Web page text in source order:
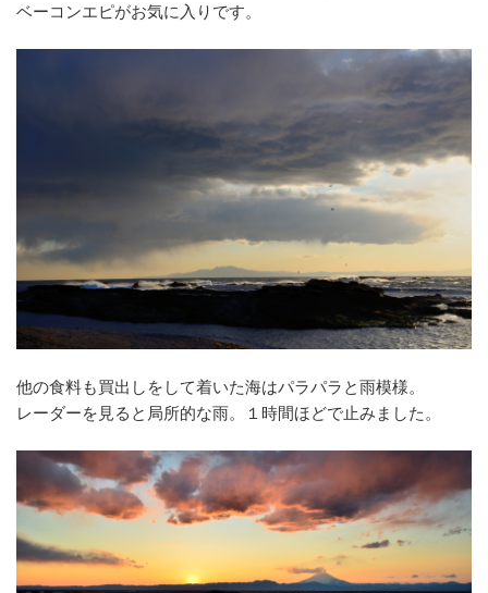
ベーコンエピがお気に入りです。
他の食料も買出しをして着いた海はパラパラと雨模様。
レーダーを見ると局所的な雨。１時間ほどで止みました。